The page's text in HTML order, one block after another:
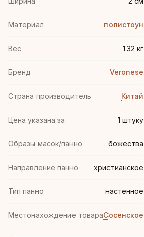
Материал полистоун
Вес 1.32 кг
Бренд Veronese
Страна производитель Китай
Цена указана за 1 штуку
Образы масок/панно божества
Направление панно христианское
Тип панно настенное
Местонахождение товараСосенское